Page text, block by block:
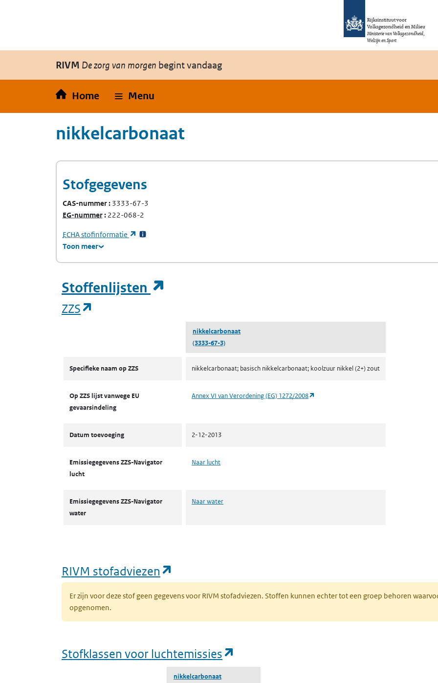
Rijksinstituut voor
Volksgezondheid en Milieu
Ministerie van Volksgezondheid,
Welzijn en Sport
RIVM De zorg van morgen begint vandaag
Home Menu
nikkelcarbonaat
Stofgegevens
CAS-nummer 3333-67-3
EG-nummer(Europees Gemeenschap-nummer)
222-068-2
ECHA(Europees Agentschap voor chemische stoffen)
stofinformatie
(opent in een nieuw tabblad)
Toon meer
Stoffenlijsten
ZZS
nikkelcarbonaat
(3333-67-3)
Specifieke naam op ZZS nikkelcarbonaat; basisch nikkelcarbonaat; koolzuur nikkel (2+) zout
Op ZZS lijst vanwege EU
gevaarsindeling
Annex VI van Verordening (EG) 1272/2008
Datum toevoeging 2-12-2013
Emissiegegevens ZZS-Navigator
lucht
Naar lucht
Emissiegegevens ZZS-Navigator
water
Naar water
RIVM stofadviezen
Er zijn voor deze stof geen gegevens voor RIVM stofadviezen. Stoffen kunnen echter tot een groep behoren
opgenomen.
Stofklassen voor luchtemissies
nikkelcarbonaat